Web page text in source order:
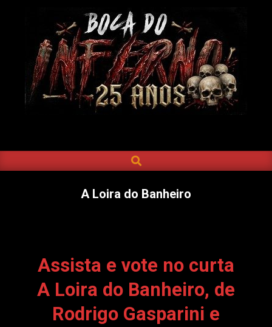
DO
INFERNO
Navigation
SEARCH
A Loira do Banheiro
Assista e vote no curta
A Loira do Banheiro, de
Rodrigo Gasparini e